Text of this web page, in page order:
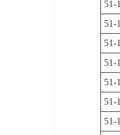
51-
51-
51-
51-
51-
51-
51-